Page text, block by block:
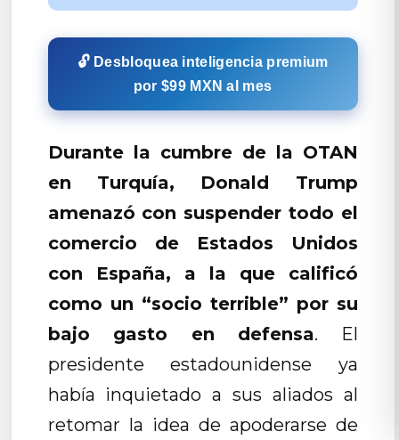
🔓 Desbloquea inteligencia premium
por $99 MXN al mes
Durante la cumbre de la OTAN
en Turquía, Donald Trump
amenazó con suspender todo el
comercio de Estados Unidos
con España, a la que calificó
como un “socio terrible” por su
bajo gasto en defensa. El
presidente estadounidense ya
había inquietado a sus aliados al
retomar la idea de apoderarse de